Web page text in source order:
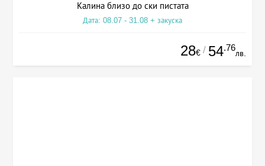
Калина близо до ски пистата
Дата: 08.07 - 31.08 + закуска
28€ / 54.76
лв.